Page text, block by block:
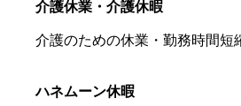
介護休業・介護休暇
介護のための休業・勤務時間短
ハネムーン休暇